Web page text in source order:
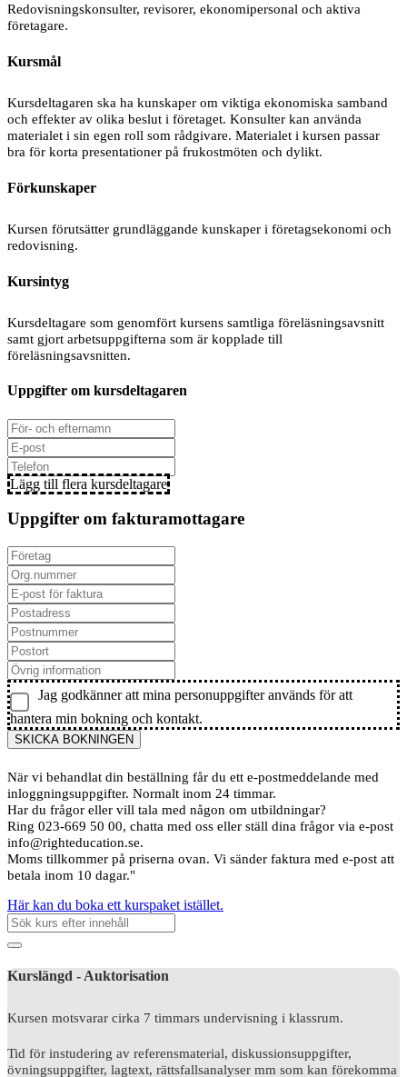
Redovisningskonsulter, revisorer, ekonomipersonal och aktiva
företagare.
Kursmål
Kursdeltagaren ska ha kunskaper om viktiga ekonomiska samband
och effekter av olika beslut i företaget. Konsulter kan använda
materialet i sin egen roll som rådgivare. Materialet i kursen passar
bra för korta presentationer på frukostmöten och dylikt.
Förkunskaper
Kursen förutsätter grundläggande kunskaper i företagsekonomi och
redovisning.
Kursintyg
Kursdeltagare som genomfört kursens samtliga föreläsningsavsnitt
samt gjort arbetsuppgifterna som är kopplade till
föreläsningsavsnitten.
Uppgifter om kursdeltagaren
Lägg till flera kursdeltagare
Uppgifter om fakturamottagare
Jag godkänner att mina personuppgifter används för att
hantera min bokning och kontakt.
SKICKA BOKNINGEN
När vi behandlat din beställning får du ett e-postmeddelande med
inloggningsuppgifter. Normalt inom 24 timmar.
Har du frågor eller vill tala med någon om utbildningar?
Ring 023-669 50 00, chatta med oss eller ställ dina frågor via e-post
info@righteducation.se.
Moms tillkommer på priserna ovan. Vi sänder faktura med e-post att
betala inom 10 dagar."
Här kan du boka ett kurspaket istället.
Kurslängd - Auktorisation
Kursen motsvarar cirka 7 timmars undervisning i klassrum.
Tid för instudering av referensmaterial, diskussionsuppgifter,
övningsuppgifter, lagtext, rättsfallsanalyser mm som kan förekomma